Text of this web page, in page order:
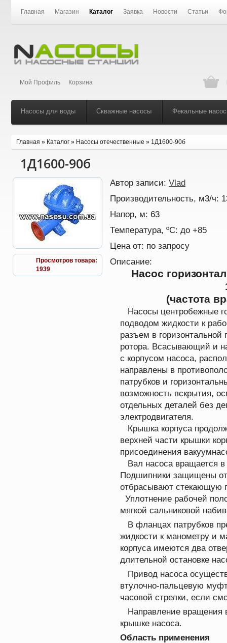
Главная Магазин Каталог Заявка Новости Статьи
Мой Профиль Корзина
Насосы для воды Скважные насосы Фекальные
Главная » Каталог » Насосы отечественные » 1Д1600-90б
1Д1600-90б
Просмотров товара:
1939
Автор записи: Vlad
Производительность, м3/ч:
Напор, м: 63
Температура, ºС: до +85
Цена от: по запросу
Описание:
Насос
(частота
Насосы центробежные
подводом жидкости к
разъем в
ротора. Всасывающий и
с корпусом насоса,
направлены в
патрубков и
возможность вскрытия,
отдельных деталей без
электродвигателя.
Крышка корпуса
верхней части крышки
присоединения
Вал насоса вращается
Подшипники защищены
отбрасывают стекающую
Уплотнение рабочей
мягкой сальниковой
В фланцах патрубков
жидкости к манометру и
корпуса имеются два
длительной остановке
Привод насоса
втулочно-пальцевую
часовой стрелки, если
Направление вращения
крышке насоса.
Область применения